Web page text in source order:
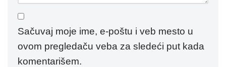
Sačuvaj moje ime, e-poštu i veb mesto u
ovom pregledaču veba za sledeći put kada
komentarišem.